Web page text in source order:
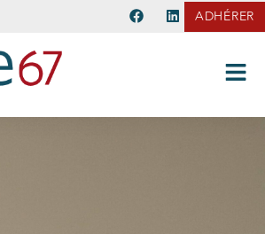
ADHÉRER